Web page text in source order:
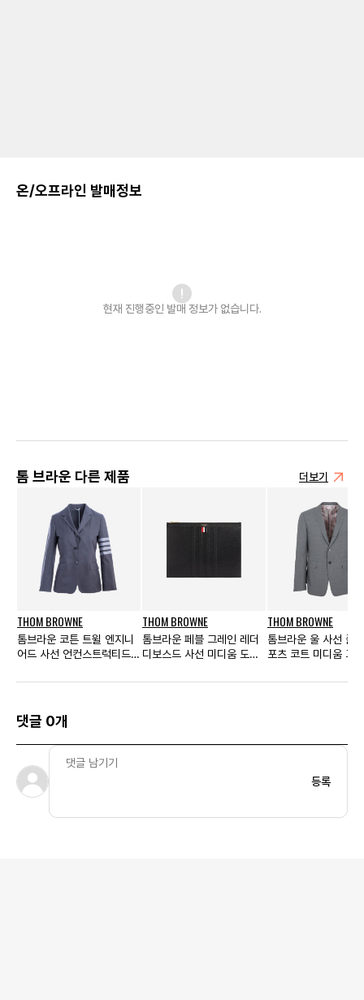
온/오프라인 발매정보
현재 진행중인 발매 정보가 없습니다.
톰 브라운 다른 제품 더보기
THOM BROWNE
톰브라운 코튼 트윌 엔지니
어드 사선 언컨스트럭티드
우먼스
THOM BROWNE
톰브라운 페블 그레인 레더
디보스드 사선 미디움 도큐
THOM BROWNE
톰브라운 울 사선 클
포츠 코트 미디움 그
댓글 0개
등록